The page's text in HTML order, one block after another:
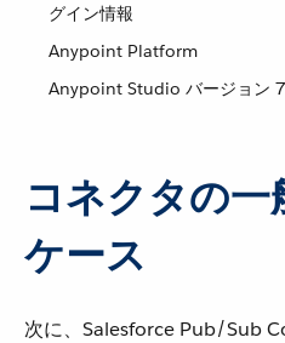
グイン情報
Anypoint Platform
Anypoint Studio バージョン
コネクタの
ケース
次に、Salesforce Pub/Sub